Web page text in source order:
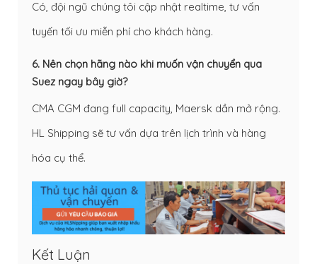
Có, đội ngũ chúng tôi cập nhật realtime, tư vấn
tuyến tối ưu miễn phí cho khách hàng.
6. Nên chọn hãng nào khi muốn vận chuyển qua
Suez ngay bây giờ?
CMA CGM đang full capacity, Maersk dần mở rộng.
HL Shipping sẽ tư vấn dựa trên lịch trình và hàng
hóa cụ thể.
Kết Luận